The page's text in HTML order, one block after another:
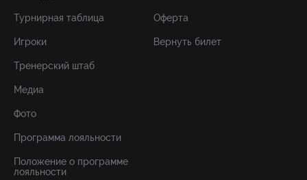
Турнирная таблица
Игроки
Тренерский штаб
Медиа
Фото
Программа лояльности
Положение о программе
лояльности
Оферта
Вернуть билет